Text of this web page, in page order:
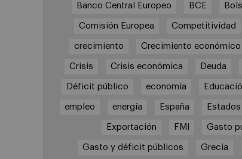
Banco Central Europeo BCE
Comisión Europea Competitividad
crecimiento Crecimiento económico
Crisis Crisis económica Deuda
Déficit público economía
empleo energía España
Exportación FMI Gasto
Gasto y déficit públicos Grecia